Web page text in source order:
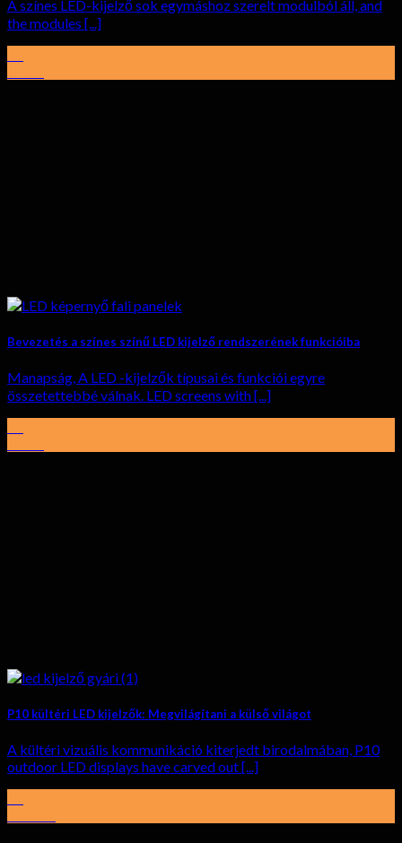
A színes LED-kijelző sok egymáshoz szerelt modulból áll,and
the modules [...]
Bevezetés a színes színű LED kijelző rendszerének funkcióiba
Manapság, A LED -kijelzők típusai és funkciói egyre
összetettebbé válnak. LED screens with[...]
P10 kültéri LED kijelzők: Megvilágítani a külső világot
A kültéri vizuális kommunikáció kiterjedt birodalmában, P10
outdoor LED displays have carved out[...]